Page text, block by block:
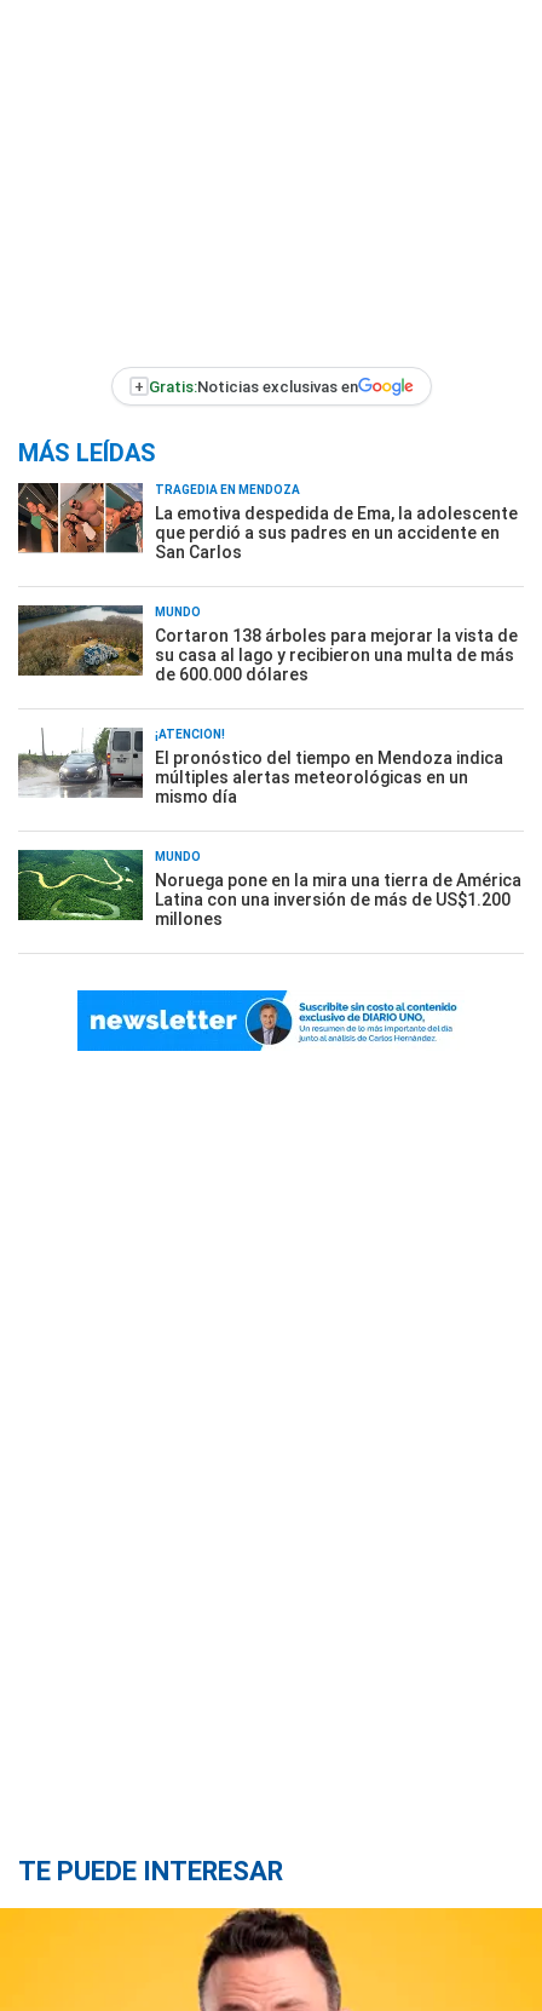
+ Gratis:Noticias exclusivas en
MÁS LEÍDAS
TRAGEDIA EN MENDOZA
La emotiva despedida de Ema, la adolescente
que perdió a sus padres en un accidente en
San Carlos
MUNDO
Cortaron 138 árboles para mejorar la vista de
su casa al lago y recibieron una multa de más
de 600.000 dólares
¡ATENCIÓN!
El pronóstico del tiempo en Mendoza indica
múltiples alertas meteorológicas en un
mismo día
MUNDO
Noruega pone en la mira una tierra de América
Latina con una inversión de más de US$1.200
millones
TE PUEDE INTERESAR